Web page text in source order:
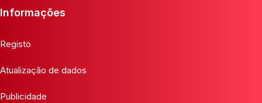
Informações
Registo
Atualização de dados
Publicidade